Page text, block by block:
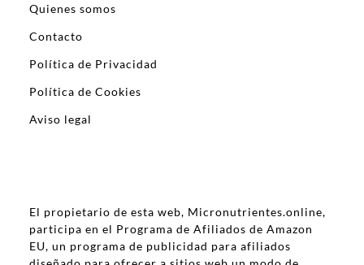
Quienes somos
Contacto
Política de Privacidad
Política de Cookies
Aviso legal
El propietario de esta web, Micronutrientes.online,
participa en el Programa de Afiliados de Amazon
EU, un programa de publicidad para afiliados